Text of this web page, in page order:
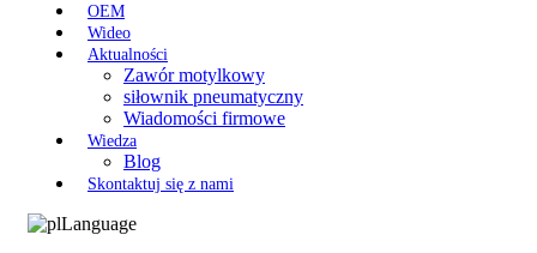
OEM
Wideo
Aktualności
Zawór motylkowy
siłownik pneumatyczny
Wiadomości firmowe
Wiedza
Blog
Skontaktuj się z nami
Language